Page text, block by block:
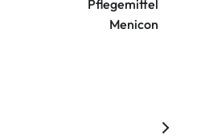
Pflegemittel
Menicon